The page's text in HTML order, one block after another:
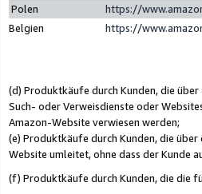
Polen
https://
Belgien
https://
(d) Produktkäufe durch Kunden, die
Such- oder Verweisdienste oder
Amazon-Website verwiesen werden;
(e) Produktkäufe durch Kunden, die
Website umleitet, ohne dass der Kunde
(f) Produktkäufe durch Kunden, die die